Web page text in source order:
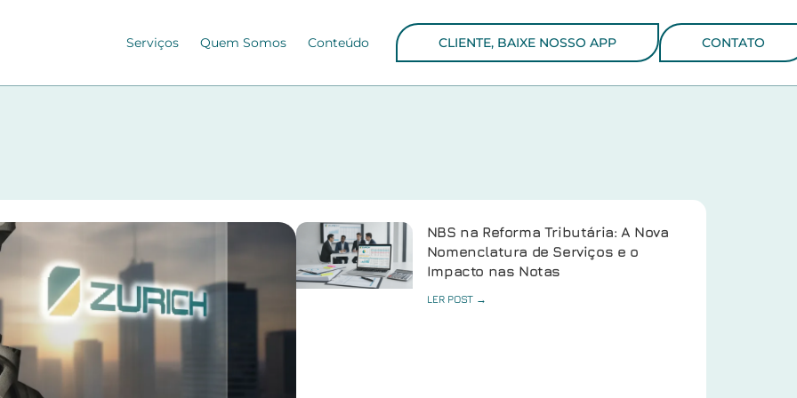
Serviços Quem Somos Conteúdo CLIENTE, BAIXE NOSSO APP CONTATO
NBS na Reforma Tributária: A Nova
Nomenclatura de Serviços e o
Impacto nas Notas
LER POST →